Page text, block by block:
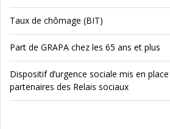
Taux de chômage (BIT)
Part de GRAPA chez les 65 ans et plus
Dispositif d’urgence sociale mis en
partenaires des Relais sociaux